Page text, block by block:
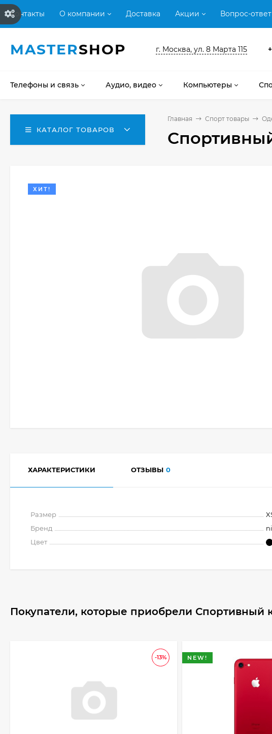
Контакты О компании Доставка Акции Вопрос-ответ
MASTERSHOP г. Москва, ул. 8 Марта 115
Телефоны и связь Аудио, видео Компьютеры
КАТАЛОГ ТОВАРОВ
Главная Спорт товары
ХИТ!
ХАРАКТЕРИСТИКИ ОТЗЫВЫ 0
Размер
Бренд
Цвет
Покупатели, которые приобрели Спортивный
-13% NEW!